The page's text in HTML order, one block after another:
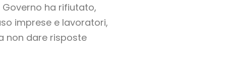
ha rifiutato,
imprese e lavoratori,
non dare risposte